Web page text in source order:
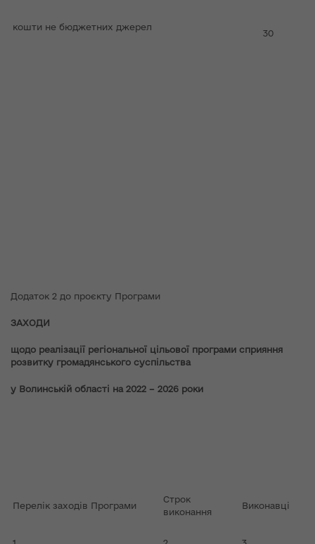
кошти не бюджетних джерел
30
Додаток 2 до проєкту Програми
ЗАХОДИ
щодо реалізації регіональної цільової програми сприяння
розвитку громадянського суспільства
у Волинській області на 2022 – 2026 роки
Перелік заходів Програми
Строк
виконання
Виконавці